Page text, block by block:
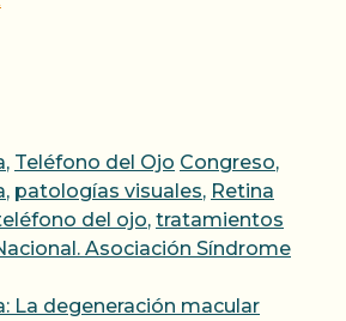
, Teléfono del Ojo Etiquetas
Congreso,
, patologías visuales, Retina
del ojo, tratamientos
Asociación Síndrome
La degeneración macular